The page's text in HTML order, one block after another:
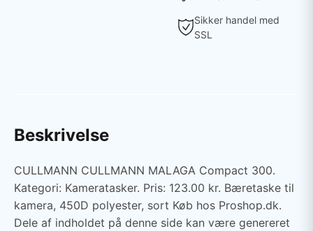
Sikker handel med
SSL
Beskrivelse
CULLMANN CULLMANN MALAGA Compact 300.
Kategori: Kameratasker. Pris: 123.00 kr. Bæretaske til
kamera, 450D polyester, sort Køb hos Proshop.dk.
Dele af indholdet på denne side kan være genereret